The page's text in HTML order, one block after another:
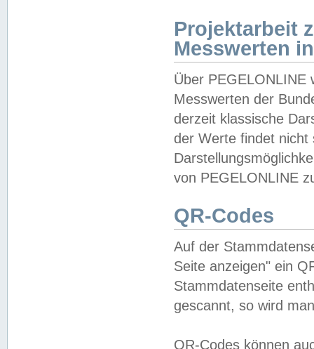
Projektarbeit
Messwerten
Über PEGELONLINE
Messwerten der
derzeit klassische
der Werte findet
von PEGELONLINE
QR-Codes
Auf der
Seite anzeigen" ein
Stammdatenseite
gescannt, so wird
QR-Codes können